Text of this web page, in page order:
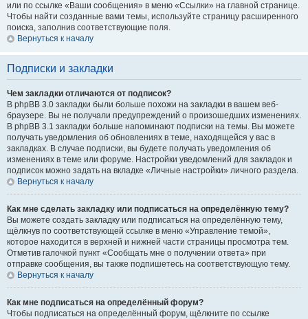
или по ссылке «Ваши сообщения» в меню «Ссылки» на главной странице.
Чтобы найти созданные вами темы, используйте страницу расширенного
поиска, заполнив соответствующие поля.
Вернуться к началу
Подписки и закладки
Чем закладки отличаются от подписок?
В phpBB 3.0 закладки были больше похожи на закладки в вашем веб-
браузере. Вы не получали предупреждений о произошедших изменениях.
В phpBB 3.1 закладки больше напоминают подписки на темы. Вы можете
получать уведомления об обновлениях в теме, находящейся у вас в
закладках. В случае подписки, вы будете получать уведомления об
изменениях в теме или форуме. Настройки уведомлений для закладок и
подписок можно задать на вкладке «Личные настройки» личного раздела.
Вернуться к началу
Как мне сделать закладку или подписаться на определённую тему?
Вы можете создать закладку или подписаться на определённую тему,
щёлкнув по соответствующей ссылке в меню «Управление темой»,
которое находится в верхней и нижней части страницы просмотра тем.
Отметив галочкой пункт «Сообщать мне о получении ответа» при
отправке сообщения, вы также подпишетесь на соответствующую тему.
Вернуться к началу
Как мне подписаться на определённый форум?
Чтобы подписаться на определённый форум, щёлкните по ссылке